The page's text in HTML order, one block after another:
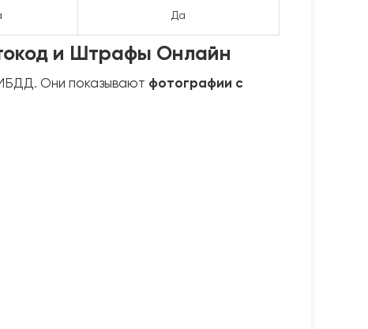
Да
и Штрафы Онлайн
Они показывают фотографии с